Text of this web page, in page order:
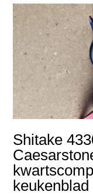
Shitake
keukenblad